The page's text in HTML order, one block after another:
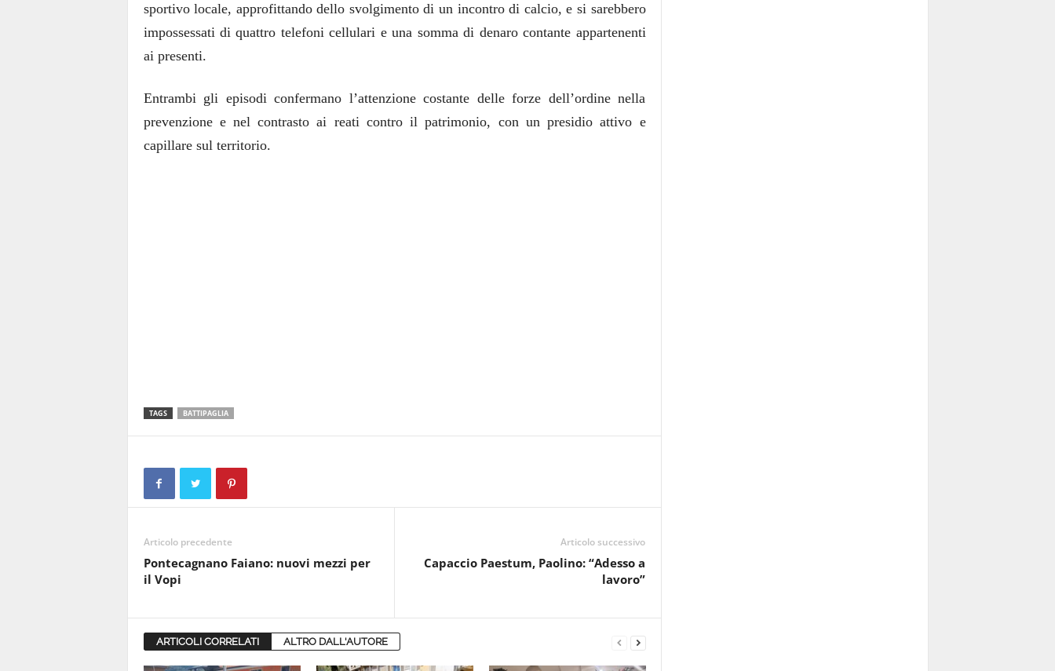
sportivo locale, approfittando dello svolgimento di un incontro di calcio, e si sarebbero
impossessati di quattro telefoni cellulari e una somma di denaro contante appartenenti
ai presenti.
Entrambi gli episodi confermano l’attenzione costante delle forze dell’ordine nella
prevenzione e nel contrasto ai reati contro il patrimonio, con un presidio attivo e
capillare sul territorio.
TAGS BATTIPAGLIA
Articolo precedente
Pontecagnano Faiano: nuovi mezzi per
il Vopi
Articolo successivo
Capaccio Paestum, Paolino: “Adesso a
lavoro”
ARTICOLI CORRELATI ALTRO DALL'AUTORE